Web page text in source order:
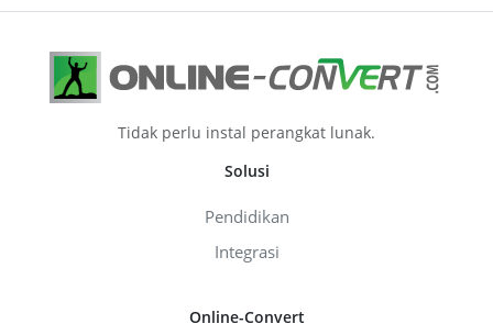
Tidak perlu instal perangkat lunak.
Solusi
Pendidikan
Integrasi
Online-Convert